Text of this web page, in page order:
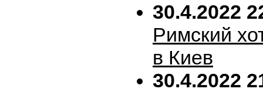
30.4.2022
Римский
в Киев
30.4.2022